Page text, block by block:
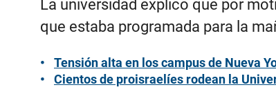
La universidad explicó que por
que estaba programada para la
Tensión alta en los campus de Nueva
Cientos de proisraelíes rodean la